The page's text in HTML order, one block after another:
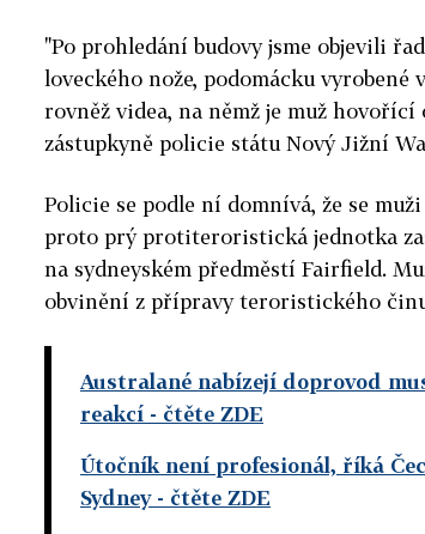
"Po prohledání budovy jsme objevili
loveckého nože, podomácku
rovněž videa, na němž je muž hovořící
zástupkyně policie státu Nový Jižní
Policie se podle ní domnívá, že se
proto prý protiteroristická jednotka
na sydneyském předměstí Fairfield.
obvinění z přípravy teroristického
Australané nabízejí doprovod
reakcí - čtěte ZDE
Útočník není profesionál, říká
Sydney- čtěte ZDE